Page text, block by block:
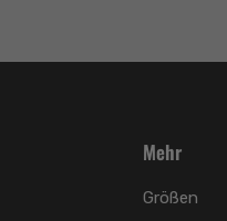
Mehr
Größen